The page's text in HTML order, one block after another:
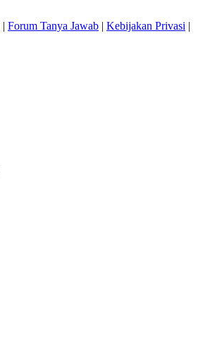
| Forum Tanya Jawab | Kebijakan Privasi |